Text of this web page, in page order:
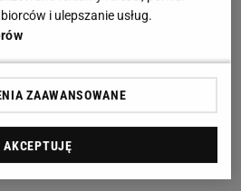
i ulepszanie usług.
ZAAWANSOWANE
AKCEPTUJĘ